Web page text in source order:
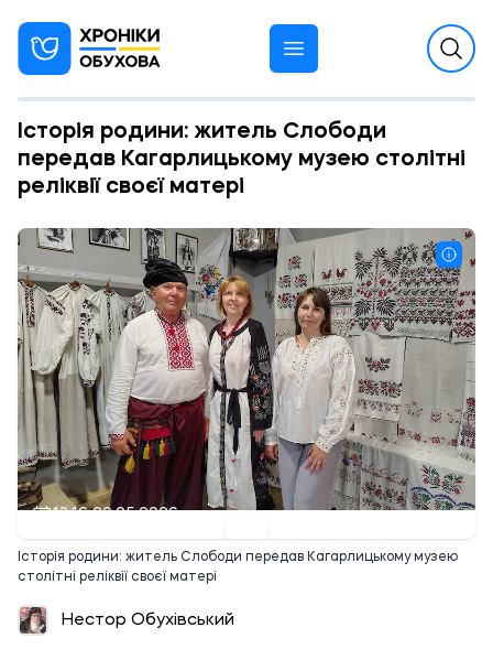
Історія родини: житель Слободи
передав Кагарлицькому музею столітні
реліквії своєї матері
13:16 22.05.2026
Історія родини: житель Слободи передав Кагарлицькому музею
столітні реліквії своєї матері
Нестор Обухівський